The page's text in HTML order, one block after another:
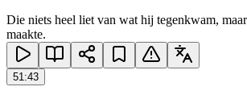
Die niets heel liet van wat hij tegenkwam,
maakte.
51:43